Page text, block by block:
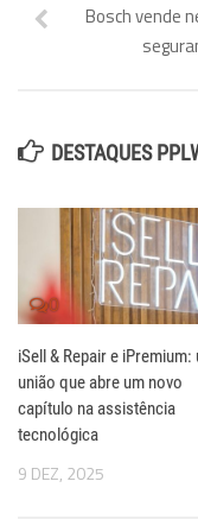
Bosch vende
DESTAQUES
0
iSell & Repair e iPremium:
união que abre um novo
capítulo na assistência
tecnológica
9 DEZ, 2025